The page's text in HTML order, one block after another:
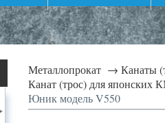
Металлопрокат → Канаты
Канат (трос) для
Юник модель V550